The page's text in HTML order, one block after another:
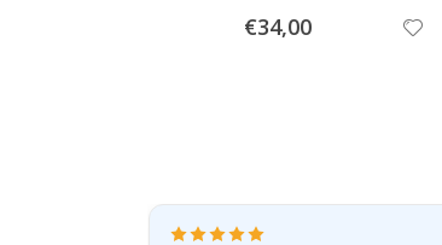
Special
Price
€34,00